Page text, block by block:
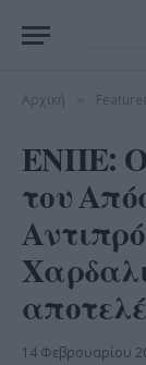
Αρχική
ΕΝΠΕ:
του
14 Φεβρουαρίου